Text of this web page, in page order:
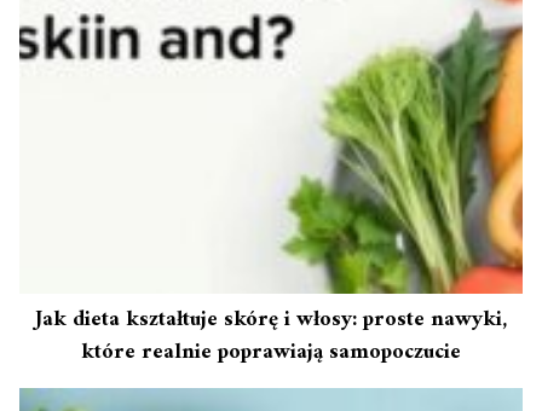
Jak dieta kształtuje skórę i włosy: proste nawyki,
które realnie poprawiają samopoczucie